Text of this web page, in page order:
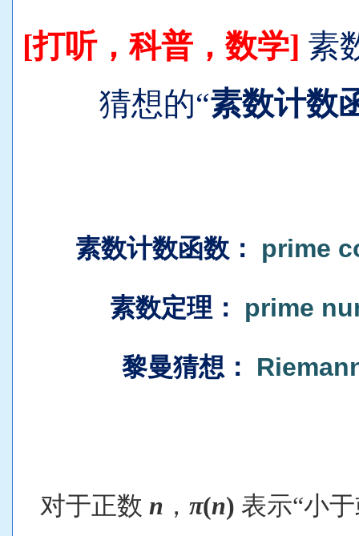
[打听，科普，数学] 素
猜想的“素数计数
素数计数函数 ： prime
素数定理 ： prime
黎曼猜想 ：
对于正数 n ， π(n) 表示“小